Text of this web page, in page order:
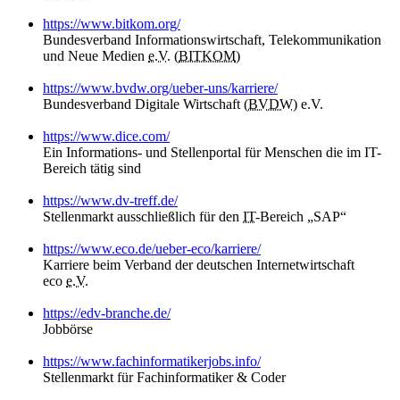
https://www.bitkom.org/
Bundesverband Informationswirtschaft, Telekommunikation
und Neue Medien e.V. (BITKOM)
https://www.bvdw.org/ueber-uns/karriere/
Bundesverband Digitale Wirtschaft (BVDW) e.V.
https://www.dice.com/
Ein Informations- und Stellenportal für Menschen die im IT-
Bereich tätig sind
https://www.dv-treff.de/
Stellenmarkt ausschließlich für den IT-Bereich „SAP“
https://www.eco.de/ueber-eco/karriere/
Karriere beim Verband der deutschen Internetwirtschaft
eco e.V.
https://edv-branche.de/
Jobbörse
https://www.fachinformatikerjobs.info/
Stellenmarkt für Fachinformatiker & Coder